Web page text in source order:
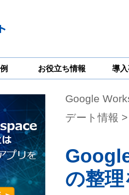
お役立ち情報
一
導
グループウェア
移行支援
Google
Workspace
セキュリティ
対策サービス
Google
デート情報
の整